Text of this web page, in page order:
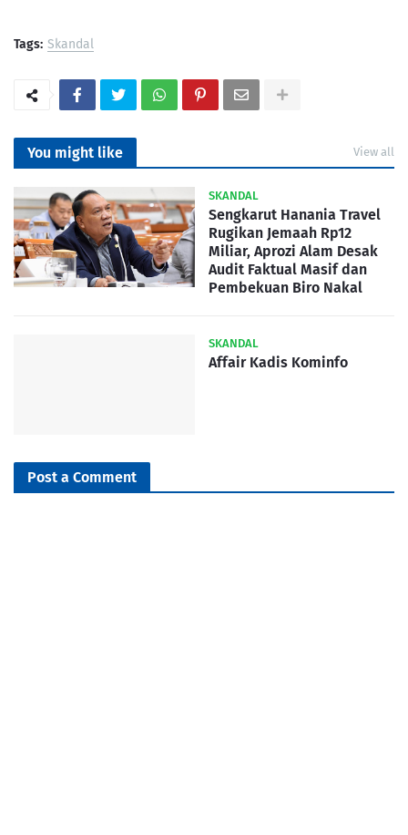
Tags: Skandal
You might like View all
SKANDAL
Sengkarut Hanania Travel
Rugikan Jemaah Rp12
Miliar, Aprozi Alam Desak
Audit Faktual Masif dan
Pembekuan Biro Nakal
SKANDAL
Affair Kadis Kominfo
Post a Comment